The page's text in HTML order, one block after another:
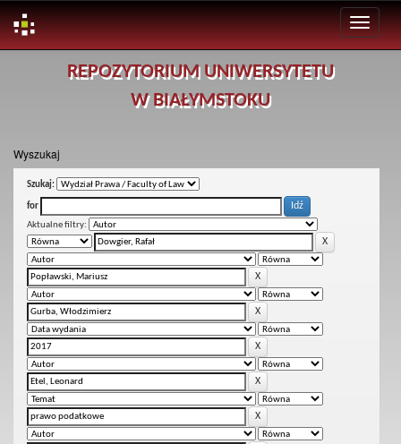
REPOZYTORIUM UNIWERSYTETU
W BIAŁYMSTOKU
Wyszukaj
Szukaj:
for
Aktualne filtry: